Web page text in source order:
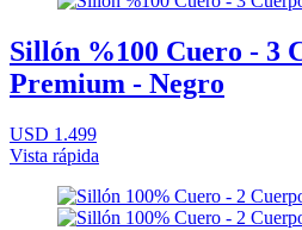
Sillón %100 Cuero - 3
Premium - Negro
USD 1.499
Vista rápida